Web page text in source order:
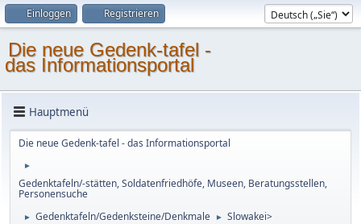
Einloggen Registrieren
Die neue Gedenk-tafel -
das Informationsportal
Hauptmenü
Die neue Gedenk-tafel - das Informationsportal
►
Gedenktafeln/-stätten, Soldatenfriedhöfe, Museen, Beratungsstellen,
Personensuche
► Gedenktafeln/Gedenksteine/Denkmale ► Slowakei>